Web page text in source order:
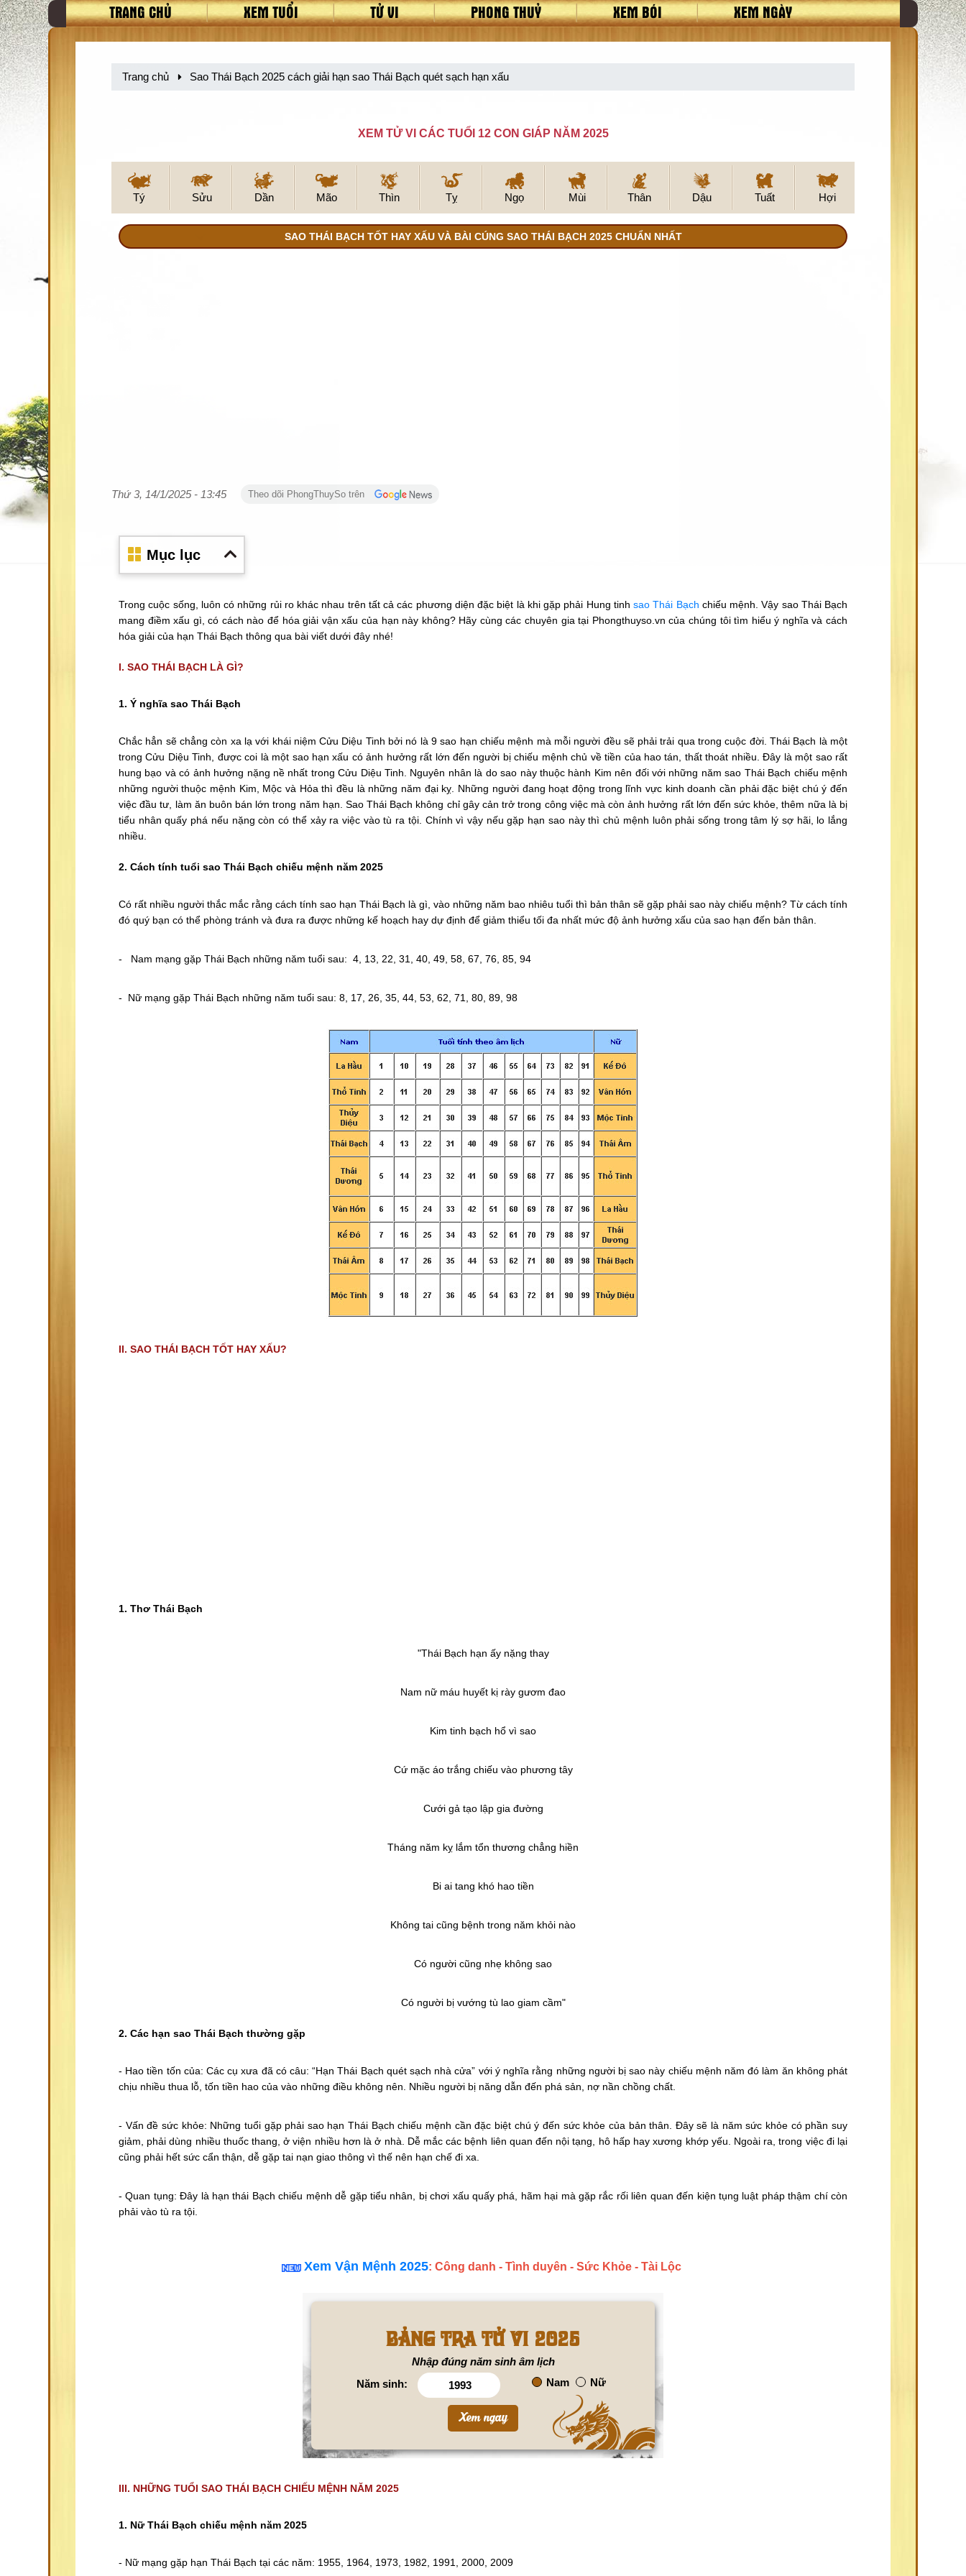
TRANG CHỦ XEM TUỔI TỬ VI PHONG THUỶ XEM BÓI XEM NGÀY
Trang chủ Sao Thái Bạch 2025 cách giải hạn sao Thái Bạch quét sạch hạn xấu
XEM TỬ VI CÁC TUỔI 12 CON GIÁP NĂM 2025
Tý Sửu Dần Mão Thìn Tỵ Ngọ Mùi Thân Dậu Tuất Hợi
SAO THÁI BẠCH TỐT HAY XẤU VÀ BÀI CÚNG SAO THÁI BẠCH 2025 CHUẨN NHẤT
Thứ 3, 14/1/2025 - 13:45 Theo dõi PhongThuySo trên
Mục lục
Trong cuộc sống, luôn có những rủi ro khác nhau trên tất cả các phương diện đặc biệt là khi gặp phải Hung tinh sao Thái Bạch chiếu mệnh. Vậy sao Thái Bạch
mang điềm xấu gì, có cách nào để hóa giải vận xấu của hạn này không? Hãy cùng các chuyên gia tại Phongthuyso.vn của chúng tôi tìm hiểu ý nghĩa và cách
hóa giải của hạn Thái Bạch thông qua bài viết dưới đây nhé!
I. SAO THÁI BẠCH LÀ GÌ?
1. Ý nghĩa sao Thái Bạch
Chắc hẳn sẽ chẳng còn xa lạ với khái niệm Cửu Diệu Tinh bởi nó là 9 sao hạn chiếu mệnh mà mỗi người đều sẽ phải trải qua trong cuộc đời. Thái Bạch là một
trong Cửu Diệu Tinh, được coi là một sao hạn xấu có ảnh hưởng rất lớn đến người bị chiếu mệnh chủ về tiền của hao tán, thất thoát nhiều. Đây là một sao rất
hung bạo và có ảnh hưởng nặng nề nhất trong Cửu Diệu Tinh. Nguyên nhân là do sao này thuộc hành Kim nên đối với những năm sao Thái Bạch chiếu mệnh
những người thuộc mệnh Kim, Mộc và Hỏa thì đều là những năm đại kỵ. Những người đang hoạt động trong lĩnh vực kinh doanh cần phải đặc biệt chú ý đến
việc đầu tư, làm ăn buôn bán lớn trong năm hạn. Sao Thái Bạch không chỉ gây cản trở trong công việc mà còn ảnh hưởng rất lớn đến sức khỏe, thêm nữa là bị
tiểu nhân quấy phá nếu nặng còn có thể xảy ra việc vào tù ra tội. Chính vì vậy nếu gặp hạn sao này thì chủ mệnh luôn phải sống trong tâm lý sợ hãi, lo lắng
nhiều.
2. Cách tính tuổi sao Thái Bạch chiếu mệnh năm 2025
Có rất nhiều người thắc mắc rằng cách tính sao hạn Thái Bạch là gì, vào những năm bao nhiêu tuổi thì bản thân sẽ gặp phải sao này chiếu mệnh? Từ cách tính
đó quý bạn có thể phòng tránh và đưa ra được những kế hoạch hay dự định để giảm thiểu tối đa nhất mức độ ảnh hưởng xấu của sao hạn đến bản thân.
- Nam mạng gặp Thái Bạch những năm tuổi sau: 4, 13, 22, 31, 40, 49, 58, 67, 76, 85, 94
- Nữ mạng gặp Thái Bạch những năm tuổi sau: 8, 17, 26, 35, 44, 53, 62, 71, 80, 89, 98
II. SAO THÁI BẠCH TỐT HAY XẤU?
1. Thơ Thái Bạch
"Thái Bạch hạn ấy nặng thay
Nam nữ máu huyết kị rày gươm đao
Kim tinh bạch hổ vì sao
Cứ mặc áo trắng chiếu vào phương tây
Cưới gả tạo lập gia đường
Tháng năm kỵ lắm tổn thương chẳng hiền
Bi ai tang khó hao tiền
Không tai cũng bệnh trong năm khỏi nào
Có người cũng nhẹ không sao
Có người bị vướng tù lao giam cầm"
2. Các hạn sao Thái Bạch thường gặp
- Hao tiền tốn của: Các cụ xưa đã có câu: “Hạn Thái Bạch quét sạch nhà cửa” với ý nghĩa rằng những người bị sao này chiếu mệnh năm đó làm ăn không phát
chịu nhiều thua lỗ, tốn tiền hao của vào những điều không nên. Nhiều người bị năng dẫn đến phá sản, nợ nần chồng chất.
- Vấn đề sức khỏe: Những tuổi gặp phải sao hạn Thái Bạch chiếu mệnh cần đặc biệt chú ý đến sức khỏe của bản thân. Đây sẽ là năm sức khỏe có phần suy
giảm, phải dùng nhiều thuốc thang, ở viện nhiều hơn là ở nhà. Dễ mắc các bệnh liên quan đến nội tạng, hô hấp hay xương khớp yếu. Ngoài ra, trong việc đi lại
cũng phải hết sức cẩn thận, dễ gặp tai nạn giao thông vì thế nên hạn chế đi xa.
- Quan tụng: Đây là hạn thái Bạch chiếu mệnh dễ gặp tiểu nhân, bị chơi xấu quấy phá, hãm hại mà gặp rắc rối liên quan đến kiện tụng luật pháp thậm chí còn
phải vào tù ra tội.
Xem Vận Mệnh 2025: Công danh - Tình duyên - Sức Khỏe - Tài Lộc
Bảng tra tử vi 2025
Nhập đúng năm sinh âm lịch
Năm sinh:
Nam Nữ
III. NHỮNG TUỔI SAO THÁI BẠCH CHIẾU MỆNH NĂM 2025
1. Nữ Thái Bạch chiếu mệnh năm 2025
- Nữ mạng gặp hạn Thái Bạch tại các năm: 1955, 1964, 1973, 1982, 1991, 2000, 2009